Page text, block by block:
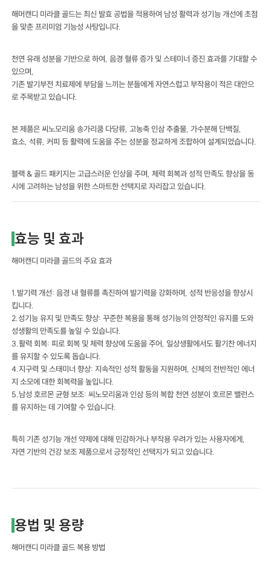
해머캔디 미라클 골드는 최신 발효 공법을 적용하여 남성 활력과 성기능 개선에 초점
을 맞춘 프리미엄 기능성 사탕입니다.
천연 유래 성분을 기반으로 하여, 음경 혈류 증가 및 스테미너 증진 효과를 기대할 수
있으며,
기존 발기부전 치료제에 부담을 느끼는 분들에게 자연스럽고 부작용이 적은 대안으
로 주목받고 있습니다.
본 제품은 씨노모리움 송가리쿰 다당류, 고농축 인삼 추출물, 가수분해 단백질,
효소, 석류, 커피 등 활력에 도움을 주는 성분을 정교하게 조합하여 설계되었습니다.
블랙 & 골드 패키지는 고급스러운 인상을 주며, 체력 회복과 성적 만족도 향상을 동
시에 고려하는 남성을 위한 스마트한 선택지로 자리잡고 있습니다.
효능 및 효과
해머캔디 미라클 골드의 주요 효과
1.발기력 개선: 음경 내 혈류를 촉진하여 발기력을 강화하며, 성적 반응성을 향상시
킵니다.
2.성기능 유지 및 만족도 향상: 꾸준한 복용을 통해 성기능의 안정적인 유지를 도와
성생활의 만족도를 높일 수 있습니다.
3.활력 회복: 피로 회복 및 체력 향상에 도움을 주어, 일상생활에서도 활기찬 에너지
를 유지할 수 있도록 돕습니다.
4.지구력 및 스태미너 향상: 지속적인 성적 활동을 지원하며, 신체의 전반적인 에너
지 소모에 대한 회복력을 높입니다.
5.남성 호르몬 균형 보조: 씨노모리움과 인삼 등의 복합 천연 성분이 호르몬 밸런스
를 유지하는 데 기여할 수 있습니다.
특히 기존 성기능 개선 약제에 대해 민감하거나 부작용 우려가 있는 사용자에게,
자연 기반의 건강 보조 제품으로서 긍정적인 선택지가 되고 있습니다.
용법 및 용량
해머캔디 미라클 골드 복용 방법